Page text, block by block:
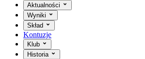
Aktualności
Wyniki
Skład
Kontuzje
Klub
Historia